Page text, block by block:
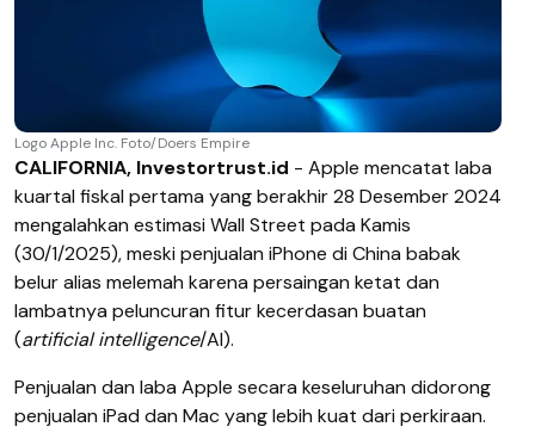
Logo Apple Inc. Foto/Doers Empire
CALIFORNIA, Investortrust.id - Apple mencatat laba
kuartal fiskal pertama yang berakhir 28 Desember 2024
mengalahkan estimasi Wall Street pada Kamis
(30/1/2025), meski penjualan iPhone di China babak
belur alias melemah karena persaingan ketat dan
lambatnya peluncuran fitur kecerdasan buatan
(artificial intelligence/AI).
Penjualan dan laba Apple secara keseluruhan didorong
penjualan iPad dan Mac yang lebih kuat dari perkiraan.